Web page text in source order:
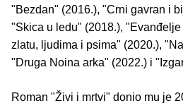
"Bezdan" (2016.), "Crni gavran i
"Skica u ledu" (2018.),
zlatu, ljudima i psima" (2020.),
"Druga Noina arka" (2022.) i
Roman "Živi i mrtvi" donio mu je